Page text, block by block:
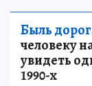
Быль
человеку
увидеть
1990-х